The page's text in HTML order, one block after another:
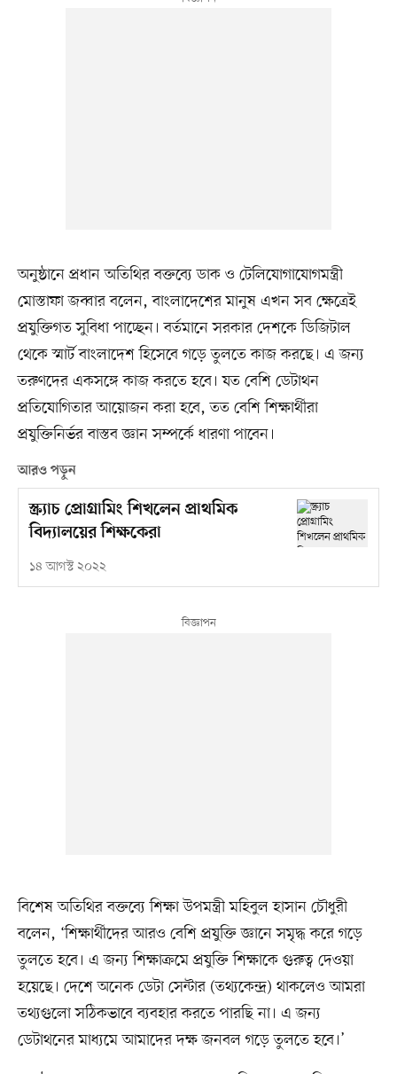
অনুষ্ঠানে প্রধান অতিথির বক্তব্যে ডাক ও টেলিযোগাযোগমন্ত্রী
মোস্তাফা জব্বার বলেন, বাংলাদেশের মানুষ এখন সব ক্ষেত্রেই
প্রযুক্তিগত সুবিধা পাচ্ছেন। বর্তমানে সরকার দেশকে ডিজিটাল
থেকে স্মার্ট বাংলাদেশ হিসেবে গড়ে তুলতে কাজ করছে। এ জন্য
তরুণদের একসঙ্গে কাজ করতে হবে। যত বেশি ডেটাথন
প্রতিযোগিতার আয়োজন করা হবে, তত বেশি শিক্ষার্থীরা
প্রযুক্তিনির্ভর বাস্তব জ্ঞান সম্পর্কে ধারণা পাবেন।
আরও পড়ুন
স্ক্র্যাচ প্রোগ্রামিং শিখলেন প্রাথমিক
বিদ্যালয়ের শিক্ষকেরা
১৪ আগস্ট ২০২২
বিশেষ অতিথির বক্তব্যে শিক্ষা উপমন্ত্রী মহিবুল হাসান চৌধুরী
বলেন, ‘শিক্ষার্থীদের আরও বেশি প্রযুক্তি জ্ঞানে সমৃদ্ধ করে গড়ে
তুলতে হবে। এ জন্য শিক্ষাক্রমে প্রযুক্তি শিক্ষাকে গুরুত্ব দেওয়া
হয়েছে। দেশে অনেক ডেটা সেন্টার (তথ্যকেন্দ্র) থাকলেও আমরা
তথ্যগুলো সঠিকভাবে ব্যবহার করতে পারছি না। এ জন্য
ডেটাথনের মাধ্যমে আমাদের দক্ষ জনবল গড়ে তুলতে হবে।’